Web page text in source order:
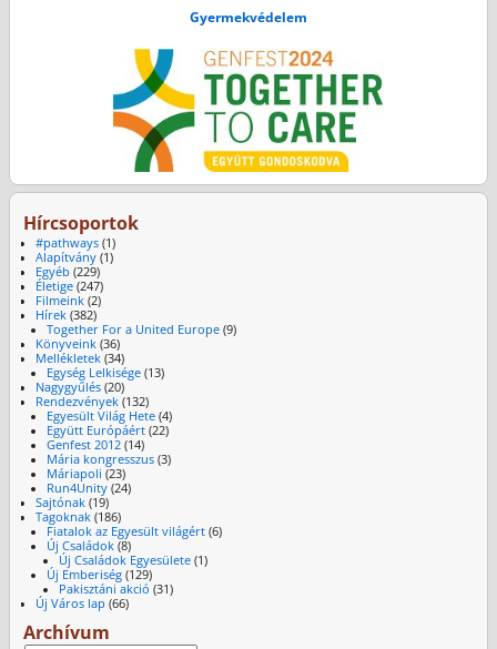
Gyermekvédelem
Hírcsoportok
#pathways(1)
Alapítvány(1)
Egyéb (229)
Életige(247)
Filmeink(2)
Hírek(382)
Together For a United Europe (9)
Könyveink(36)
Mellékletek(34)
Egység Lelkisége (13)
Nagygyűlés(20)
Rendezvények(132)
Egyesült Világ Hete (4)
Együtt Európáért (22)
Genfest 2012 (14)
Mária kongresszus (3)
Máriapoli (23)
Run4Unity (24)
Sajtónak(19)
Tagoknak(186)
Fiatalok az Egyesült világért (6)
Új Családok (8)
Új Családok Egyesülete(1)
Új Emberiség (129)
Pakisztáni akció (31)
Új Város lap (66)
Archívum